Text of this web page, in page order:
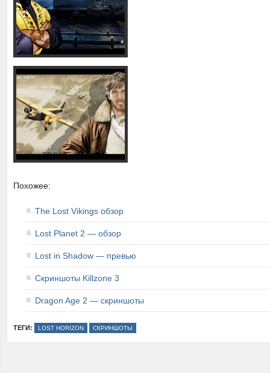
Похожее:
The Lost Vikings обзор
Lost Planet 2 — обзор
Lost in Shadow — превью
Скриншоты Killzone 3
Dragon Age 2 — скриншоты
ТЕГИ: LOST HORIZON СКРИНШОТЫ